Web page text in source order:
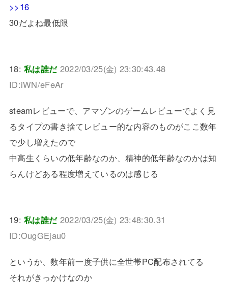
>>16
30だよね最低限
18:私は誰だ 2022/03/25(金) 23:30:43.48
ID:iWN/eFeAr
steamレビューで、アマゾンのゲームレビューでよく見
るタイプの書き捨てレビュー的な内容のものがここ数年
で少し増えたので
中高生くらいの低年齢なのか、精神的低年齢なのかは知
らんけどある程度増えているのは感じる
19:私は誰だ 2022/03/25(金) 23:48:30.31
ID:OugGEjau0
というか、数年前一度子供に全世帯PC配布されてる
それがきっかけなのか